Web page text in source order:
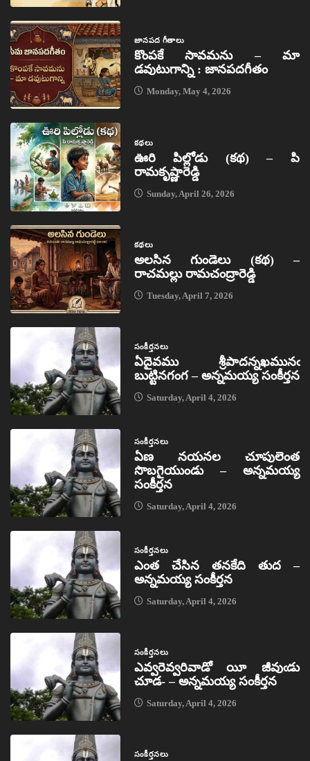
జానపద గీతాలు
కొంపకే సావమను – మా
డవుటుగాన్ని : జానపదగీతం
Monday, May 4, 2026
కథలు
ఊరి పిల్లోడు (కథ) – పి
రామకృష్ణారెడ్డి
Sunday, April 26, 2026
కథలు
అలసిన గుండెలు (కథ) –
రాచమల్లు రామచంద్రారెడ్డి
Tuesday, April 7, 2026
సంకీర్తనలు
ఏదైవము శ్రీపాదన్నఖమునఁ
బుట్టినగంగ – అన్నమయ్య సంకీర్తన
Saturday, April 4, 2026
సంకీర్తనలు
ఏణ నయనల చూపులెంత
సొబగైయుండు – అన్నమయ్య
సంకీర్తన
Saturday, April 4, 2026
సంకీర్తనలు
ఎంత చేసిన తనకేది తుద –
అన్నమయ్య సంకీర్తన
Saturday, April 4, 2026
సంకీర్తనలు
ఎవ్వరెవ్వరివాడో యీ జీవుఁడు
చూడ- – అన్నమయ్య సంకీర్తన
Saturday, April 4, 2026
సంకీర్తనలు